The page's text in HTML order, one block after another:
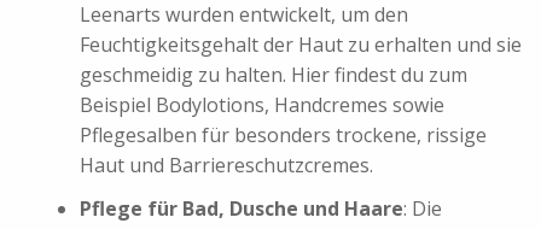
Leenarts wurden entwickelt, um den
Feuchtigkeitsgehalt der Haut zu erhalten und sie
geschmeidig zu halten. Hier findest du zum
Beispiel Bodylotions, Handcremes sowie
Pflegesalben für besonders trockene, rissige
Haut und Barriereschutzcremes.
Pflege für Bad, Dusche und Haare: Die